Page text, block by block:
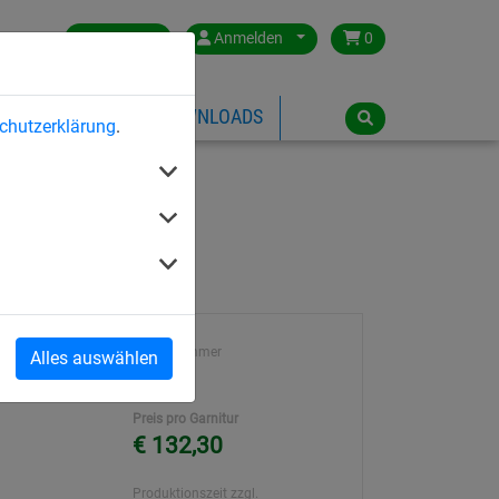
.
Alles auswählen
Germany Anmelden 0
ÜBER HUCK DOWNLOADS
Artikelnummer
60002
Preis pro Garnitur
€ 132,30
Produktionszeit zzgl.